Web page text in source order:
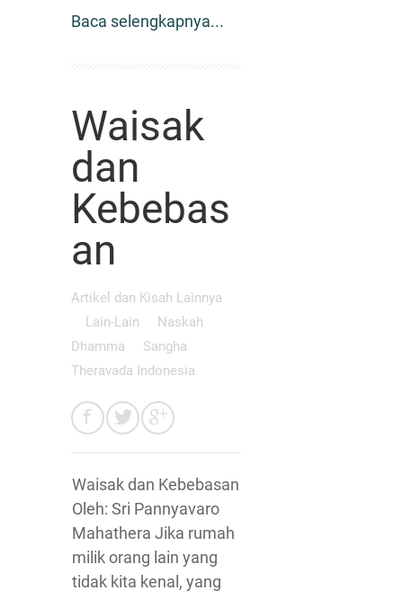
Baca selengkapnya...
Waisak
dan
Kebebas
an
Artikel dan Kisah Lainnya
Lain-Lain
Naskah
Dhamma
Sangha
Theravada Indonesia
Waisak dan Kebebasan
Oleh: Sri Pannyavaro
Mahathera Jika rumah
milik orang lain yang
tidak kita kenal, yang